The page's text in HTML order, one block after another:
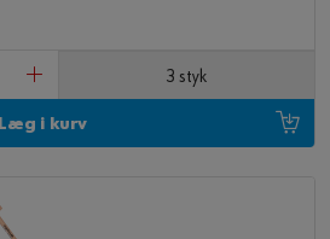
3 styk
Læg i kurv